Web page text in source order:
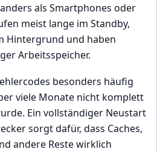
als Smartphones oder
meist lange im Standby,
Hintergrund und haben
Arbeitsspeicher.
besonders häufig
viele Monate nicht komplett
Ein vollständiger Neustart
sorgt dafür, dass Caches,
andere Reste wirklich